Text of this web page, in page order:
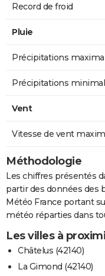
Record de froid
Pluie
Précipitations
Précipitations
Vent
Vitesse de vent
Méthodologie
Les chiffres présentés
partir des données des
Météo France portant
météo réparties dans
Les villes à
Châtelus (42140)
La Gimond (42140)